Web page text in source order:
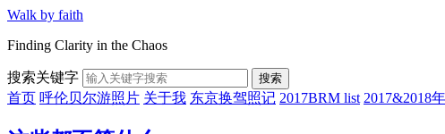
Walk by faith
Finding Clarity in the Chaos
搜索关键字 搜索
首页 呼伦贝尔游照片 关于我 东京换驾照记 2017BRM list 2017&2018